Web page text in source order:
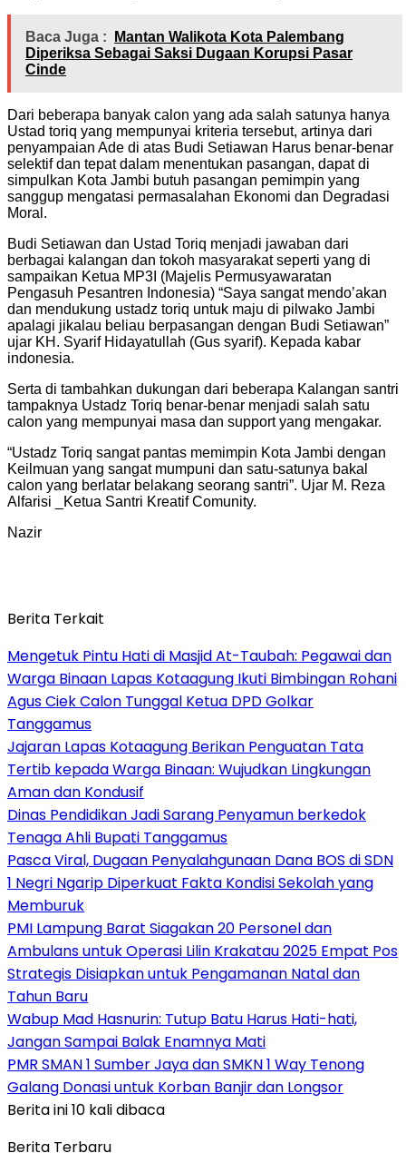
Baca Juga :
Mantan Walikota Kota Palembang
Diperiksa Sebagai Saksi Dugaan Korupsi Pasar
Cinde
Dari beberapa banyak calon yang ada salah satunya hanya
Ustad toriq yang mempunyai kriteria tersebut, artinya dari
penyampaian Ade di atas Budi Setiawan Harus benar-benar
selektif dan tepat dalam menentukan pasangan, dapat di
simpulkan Kota Jambi butuh pasangan pemimpin yang
sanggup mengatasi permasalahan Ekonomi dan Degradasi
Moral.
Budi Setiawan dan Ustad Toriq menjadi jawaban dari
berbagai kalangan dan tokoh masyarakat seperti yang di
sampaikan Ketua MP3I (Majelis Permusyawaratan
Pengasuh Pesantren Indonesia) “Saya sangat mendo’akan
dan mendukung ustadz toriq untuk maju di pilwako Jambi
apalagi jikalau beliau berpasangan dengan Budi Setiawan”
ujar KH. Syarif Hidayatullah (Gus syarif). Kepada kabar
indonesia.
Serta di tambahkan dukungan dari beberapa Kalangan santri
tampaknya Ustadz Toriq benar-benar menjadi salah satu
calon yang mempunyai masa dan support yang mengakar.
“Ustadz Toriq sangat pantas memimpin Kota Jambi dengan
Keilmuan yang sangat mumpuni dan satu-satunya bakal
calon yang berlatar belakang seorang santri”. Ujar M. Reza
Alfarisi _Ketua Santri Kreatif Comunity.
Nazir
Berita Terkait
Mengetuk Pintu Hati di Masjid At-Taubah: Pegawai dan
Warga Binaan Lapas Kotaagung Ikuti Bimbingan Rohani
Agus Ciek Calon Tunggal Ketua DPD Golkar
Tanggamus
Jajaran Lapas Kotaagung Berikan Penguatan Tata
Tertib kepada Warga Binaan: Wujudkan Lingkungan
Aman dan Kondusif
Dinas Pendidikan Jadi Sarang Penyamun berkedok
Tenaga Ahli Bupati Tanggamus
Pasca Viral, Dugaan Penyalahgunaan Dana BOS di SDN
1 Negri Ngarip Diperkuat Fakta Kondisi Sekolah yang
Memburuk
PMI Lampung Barat Siagakan 20 Personel dan
Ambulans untuk Operasi Lilin Krakatau 2025 Empat Pos
Strategis Disiapkan untuk Pengamanan Natal dan
Tahun Baru
Wabup Mad Hasnurin: Tutup Batu Harus Hati-hati,
Jangan Sampai Balak Enamnya Mati
PMR SMAN 1 Sumber Jaya dan SMKN 1 Way Tenong
Galang Donasi untuk Korban Banjir dan Longsor
Berita ini 10 kali dibaca
Berita Terbaru